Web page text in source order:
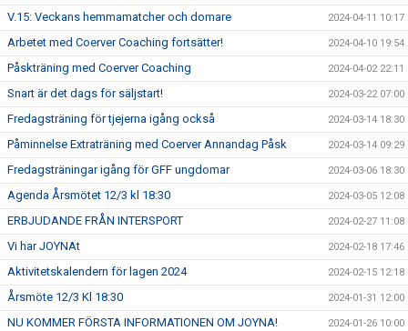
V.15: Veckans hemmamatcher och domare 2024-04-11 10:17
Arbetet med Coerver Coaching fortsätter! 2024-04-10 19:54
Påskträning med Coerver Coaching 2024-04-02 22:11
Snart är det dags för säljstart! 2024-03-22 07:00
Fredagsträning för tjejerna igång också 2024-03-14 18:30
Påminnelse Extraträning med Coerver Annandag Påsk 2024-03-14 09:29
Fredagsträningar igång för GFF ungdomar 2024-03-06 18:30
Agenda Årsmötet 12/3 kl 18:30 2024-03-05 12:08
ERBJUDANDE FRÅN INTERSPORT 2024-02-27 11:08
Vi har JOYNAt 2024-02-18 17:46
Aktivitetskalendern för lagen 2024 2024-02-15 12:18
Årsmöte 12/3 Kl 18:30 2024-01-31 12:00
NU KOMMER FÖRSTA INFORMATIONEN OM JOYNA! 2024-01-26 10:00